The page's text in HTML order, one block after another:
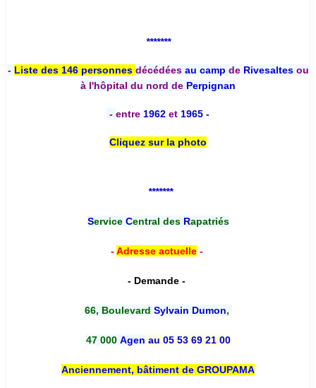
*******
- Liste des 146 personnes décédées au camp deRivesaltesou
à l'hôpital du nord de Perpignan
- entre 1962 et 1965 -
Cliquez sur la photo
*******
Service Central desRapatriés
-Adresse actuelle-
- Demande -
66, Boulevard Sylvain Dumon,
47 000 Agen au 05 53 69 21 00
Anciennement, bâtiment de GROUPAMA